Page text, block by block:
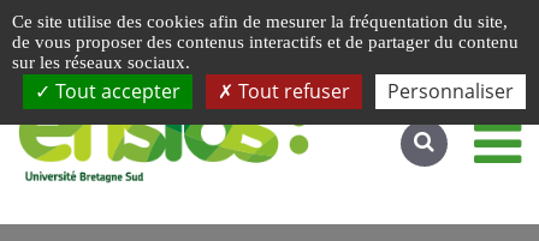
Accéder au site complet
Ce site utilise des cookies afin de mesurer la fréquentation du site,
de vous proposer des contenus interactifs et de partager du contenu
sur les réseaux sociaux.
Tout accepter Tout refuser Personnaliser